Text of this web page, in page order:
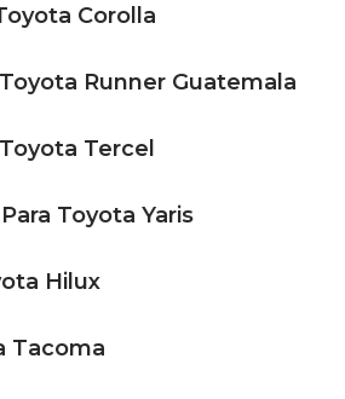
Corolla
Runner Guatemala
Tercel
Toyota Yaris
Hilux
Tacoma